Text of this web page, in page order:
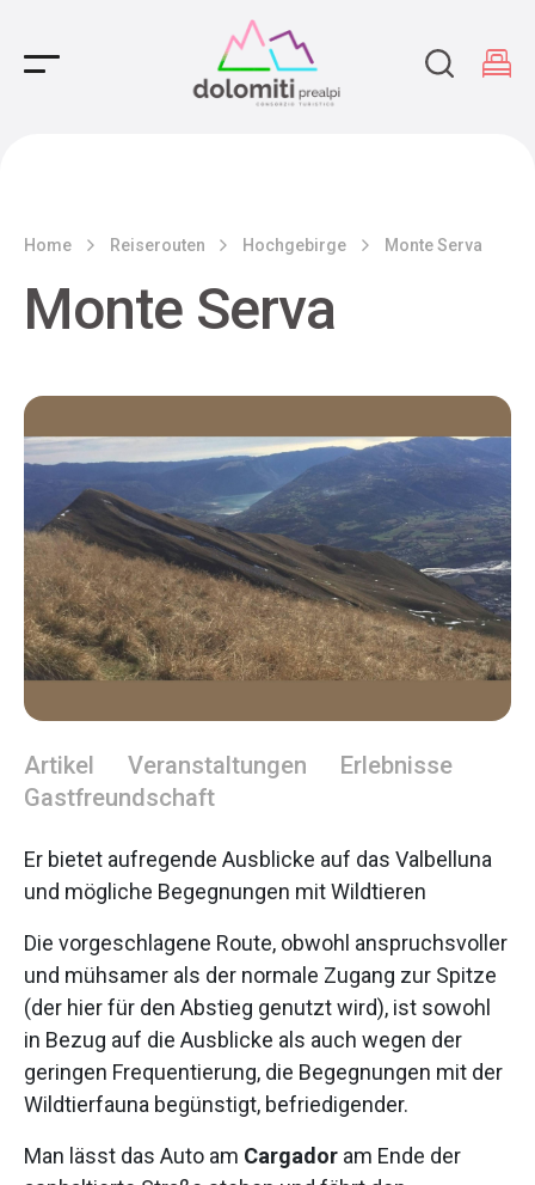
Main Navigation
Home Reiserouten Hochgebirge Monte Serva
Monte Serva
Artikel Veranstaltungen
Erlebnisse
Gastfreundschaft
Er bietet aufregende Ausblicke auf das Valbelluna
und mögliche Begegnungen mit Wildtieren
Die vorgeschlagene Route, obwohl anspruchsvoller
und mühsamer als der normale Zugang zur Spitze
(der hier für den Abstieg genutzt wird), ist sowohl
in Bezug auf die Ausblicke als auch wegen der
geringen Frequentierung, die Begegnungen mit der
Wildtierfauna begünstigt, befriedigender.
Man lässt das Auto am Cargador am Ende der